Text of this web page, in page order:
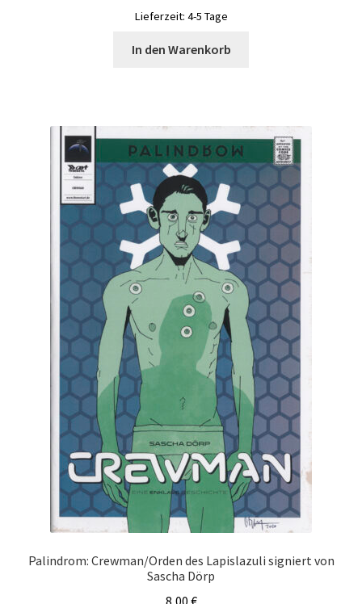
Lieferzeit: 4-5 Tage
In den Warenkorb
Palindrom: Crewman/Orden des Lapislazuli signiert von
Sascha Dörp